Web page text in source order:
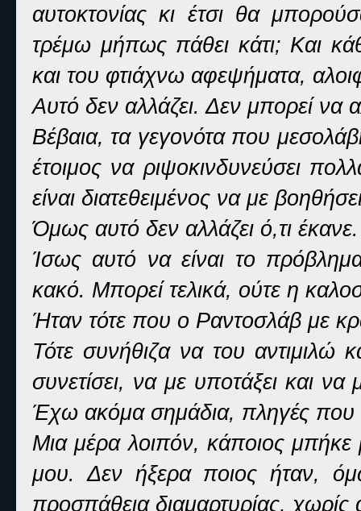
αυτοκτονίας κι έτσι θα
τρέμω μήπως πάθει κάτι; Και
και του φτιάχνω αφεψήματα,
Αυτό δεν αλλάζει. Δεν μπορεί να
Βέβαια, τα γεγονότα που
έτοιμος να ριψοκινδυνεύσει
είναι διατεθειμένος να με
Όμως αυτό δεν αλλάζει ό,τι έκανε.
Ίσως αυτό να είναι το
κακό. Μπορεί τελικά, ούτε η
Ήταν τότε που ο Ραντοσλάβ με
Τότε συνήθιζα να του αντιμιλώ
συνετίσει, να με υποτάξει και
Έχω ακόμα σημάδια, πληγές
Μια μέρα λοιπόν, κάποιος μπήκε
μου. Δεν ήξερα ποιος ήταν,
προσπάθεια διαμαρτυρίας, χωρίς